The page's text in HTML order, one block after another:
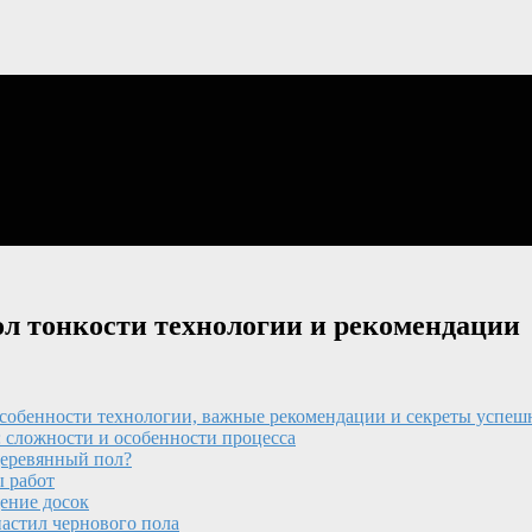
тонкости технологии и рекомендации
технологии, важные рекомендации и секреты
и особенности процесса
пол?
работ
досок
чернового пола